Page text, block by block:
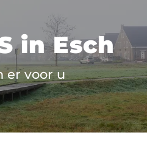
in Esch
er voor u